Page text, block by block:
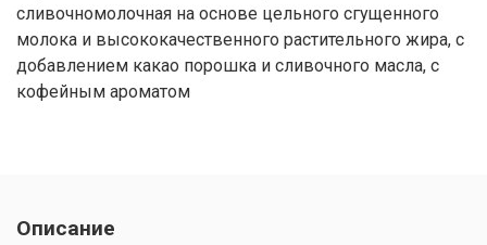
сливочномолочная на основе цельного сгущенного
молока и высококачественного растительного жира, с
добавлением какао порошка и сливочного масла, с
кофейным ароматом
Описание